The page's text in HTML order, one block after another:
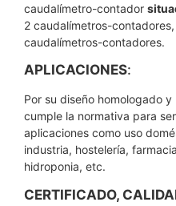
caudalímetro-contador
2 caudalímetros-
caudalímetros-contadores.
APLICACIONES:
Por su diseño homologado
cumple la normativa para
aplicaciones como uso
industria, hostelería,
hidroponia, etc.
CERTIFICADO,